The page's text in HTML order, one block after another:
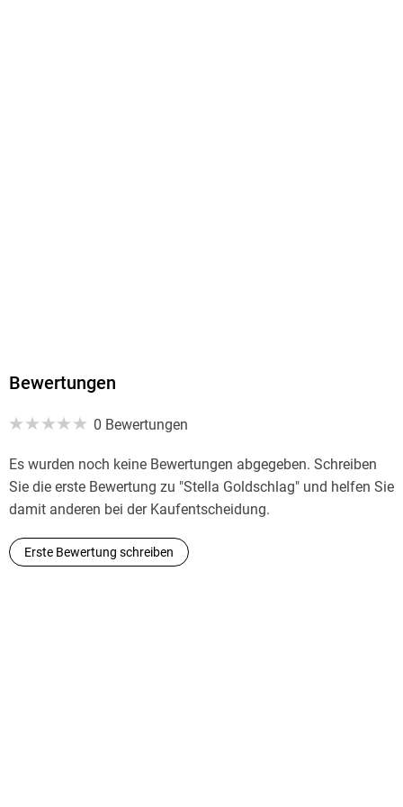
Bewertungen
0 Bewertungen
Es wurden noch keine Bewertungen abgegeben. Schreiben
Sie die erste Bewertung zu "Stella Goldschlag" und helfen Sie
damit anderen bei der Kaufentscheidung.
Erste Bewertung schreiben